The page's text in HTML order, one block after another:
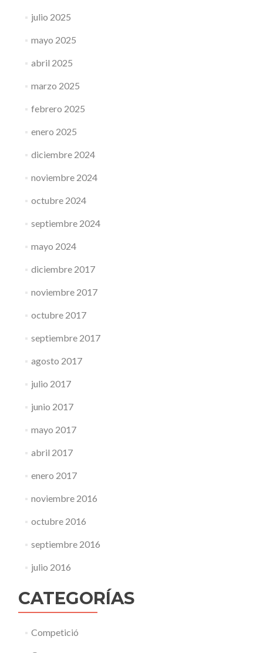
julio 2025
mayo 2025
abril 2025
marzo 2025
febrero 2025
enero 2025
diciembre 2024
noviembre 2024
octubre 2024
septiembre 2024
mayo 2024
diciembre 2017
noviembre 2017
octubre 2017
septiembre 2017
agosto 2017
julio 2017
junio 2017
mayo 2017
abril 2017
enero 2017
noviembre 2016
octubre 2016
septiembre 2016
julio 2016
CATEGORÍAS
Competició